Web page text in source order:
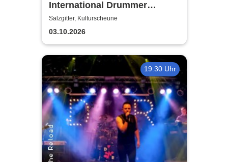
International Drummer
Meeting Konzert |
Kulturscheune
Salzgitter, Kulturscheune
03.10.2026
19:30 Uhr